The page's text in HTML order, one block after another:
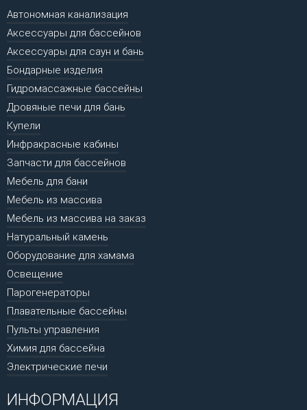
Автономная канализация
Аксессуары для бассейнов
Аксессуары для саун и бань
Бондарные изделия
Гидромассажные бассейны
Дровяные печи для бань
Купели
Инфракрасные кабины
Запчасти для бассейнов
Мебель для бани
Мебель из массива
Мебель из массива на заказ
Натуральный камень
Оборудование для хамама
Освещение
Парогенераторы
Плавательные бассейны
Пульты управления
Химия для бассейна
Электрические печи
ИНФОРМАЦИЯ